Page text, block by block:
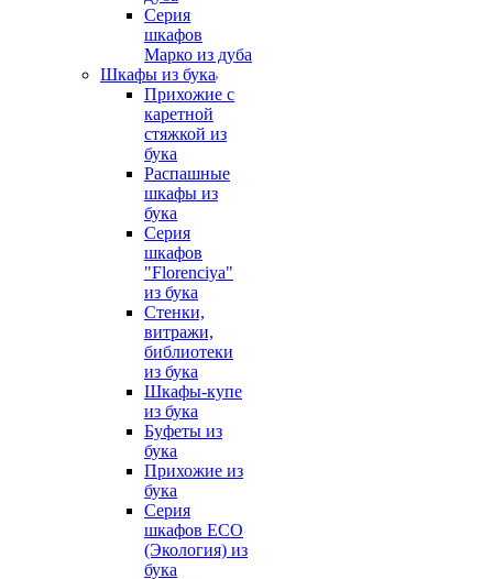
Серия
шкафов
Марко из дуба
Шкафы из бука
Прихожие с
каретной
стяжкой из
бука
Распашные
шкафы из
бука
Серия
шкафов
"Florenciya"
из бука
Стенки,
витражи,
библиотеки
из бука
Шкафы-купе
из бука
Буфеты из
бука
Прихожие из
бука
Серия
шкафов ECO
(Экология) из
бука